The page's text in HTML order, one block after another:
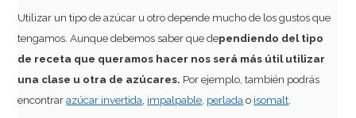
Utilizar un tipo de azúcar u otro depende mucho de los gustos que
tengamos. Aunque debemos saber que dependiendo del tipo
de receta que queramos hacer nos será más útil utilizar
una clase u otra de azúcares. Por ejemplo, también podrás
encontrarazúcar invertida, impalpable, perladao isomalt.